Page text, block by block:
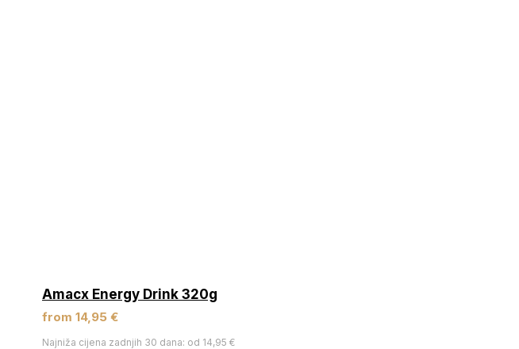
Amacx Energy Drink 320g
from 14,95 €
Najniža cijena zadnjih 30 dana: od 14,95 €